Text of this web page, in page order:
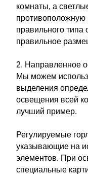
комнаты, а
противоположную
правильного типа
правильное
2. Направленное
Мы можем
выделения
освещения всей
лучший пример.
Регулируемые
указывающие на
элементов. При
специальные